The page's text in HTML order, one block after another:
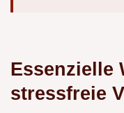
Essenzielle
stressfreie